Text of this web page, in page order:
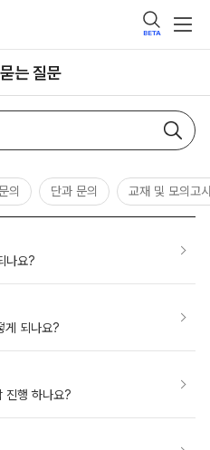
BETA
는 질문
의 단과 문의 교재 및 모의고
나요?
게 되나요?
진행 하나요?